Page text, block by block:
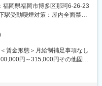
深く関わりたい方に最適な環境
コネクタで国内トップクラス
です。高い技術力を背景に、自
る車載カメラ・センサー向け需
製品の設計業務
技術ドキュメント整備
コスト最適化の検討
設計品質と効率化の向上
整および要件定義の実施
福岡県福岡市博多区那珂6-26-23
受動喫煙対策：屋内全面禁煙
賃金形態＞月給制補足事項なし
円～315,000円その他固定